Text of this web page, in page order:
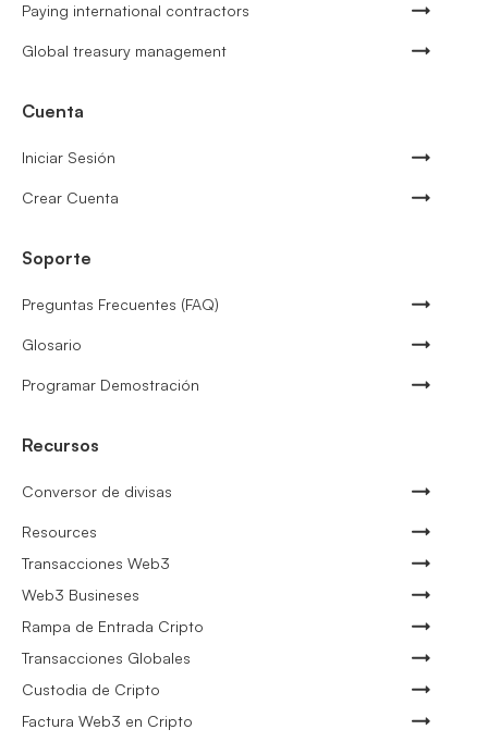
Paying international contractors
Global treasury management
Cuenta
Iniciar Sesión
Crear Cuenta
Soporte
Preguntas Frecuentes (FAQ)
Glosario
Programar Demostración
Recursos
Conversor de divisas
Resources
Transacciones Web3
Web3 Busineses
Rampa de Entrada Cripto
Transacciones Globales
Custodia de Cripto
Factura Web3 en Cripto